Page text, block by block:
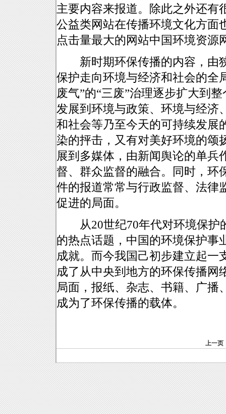
主要内容来报道。除此之外还有
公益类网站在传播环境文化方面
点击量最大的网站中国环境资源
新时期环保传播的内容，由
保护走向环境与经济和社会的全
废气”的“三废”治理逐步扩大到
发展到环境与政策、环境与经济
和社会等乃至今天的可持续发展
染的抨击，又有对美好环境的颂
展到多媒体，由新闻舆论的单兵
督、群众监督的融合。同时，环
件的报道常常与行政监督、法律
促进的局面。
从20世纪70年代对环境保护
的热点话题，中国的环境保护事
成就。而今我国己初步建立起一
成了从中央到地方的环保传播网
局面，报纸、杂志、书籍、广播
成为了环保传播的载体。
上一页